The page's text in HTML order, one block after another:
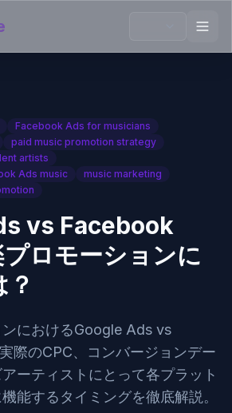
Facebook Ads for musicians
paid music promotion strategy
artists
Ads music
music marketing
vs Facebook
ロモーションに
におけるGoogle Ads vs
際のCPC、コンバージョンデー
ーティストにとって各プラット
能するタイミングを徹底解説。